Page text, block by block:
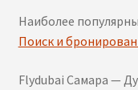
Наиболее
Поиск и
Flydubai Самара —